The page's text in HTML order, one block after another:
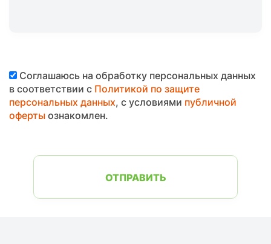
Соглашаюсь на обработку персональных данных
в соответствии с Политикой по защите
персональных данных, с условиями публичной
офертыознакомлен.
ОТПРАВИТЬ